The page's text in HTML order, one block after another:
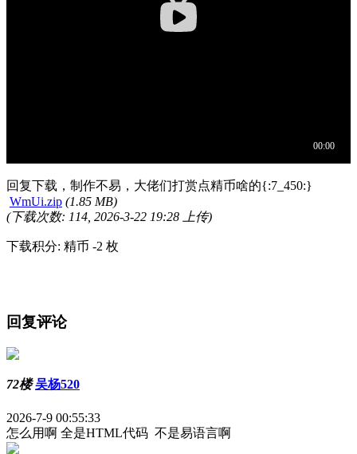
回复下载，制作不易，大佬们打赏点精币啥的{:7_450:}
WmUi.zip (1.85 MB)
(下载次数: 114, 2026-3-22 19:28 上传)
下载积分: 精币 -2 枚
回复评论
72楼 吴杨520
2026-7-9 00:55:33
怎么用啊 全是HTML代码 不是易语言啊